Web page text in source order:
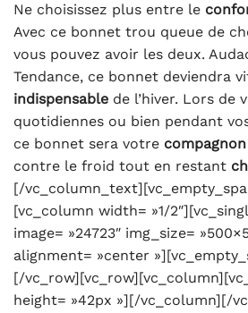
Ne choisissez plus entre le
Avec ce bonnet trou queue de
vous pouvez avoir les deux.
Tendance, ce bonnet deviendra
indispensable de l’hiver. Lors de
quotidiennes ou bien pendant
ce bonnet sera votre
contre le froid tout en restant
[/
[vc_column width= »1/
image= »24723″ img_size=
alignment= »center
[/
height= »42px »][/vc_column][/